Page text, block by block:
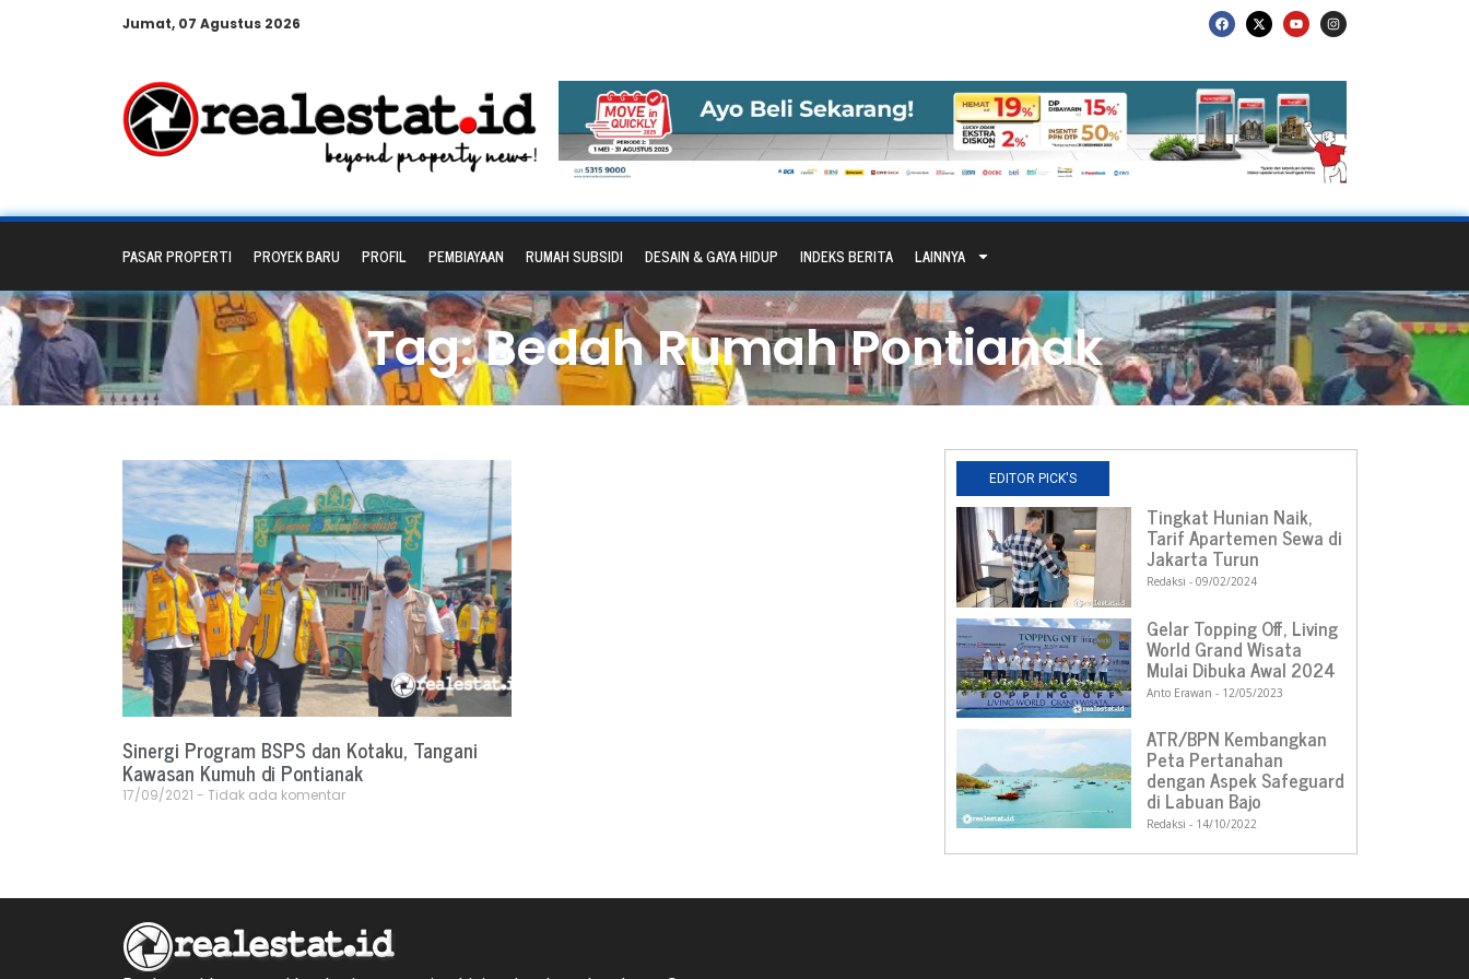
Jumat, 07 Agustus 2026
PASAR PROPERTI PROYEK BARU PROFIL PEMBIAYAAN RUMAH SUBSIDI DESAIN & GAYA HIDUP INDEKS BERITA LAINNYA
Tag: Bedah Rumah Pontianak
Sinergi Program BSPS dan Kotaku, Tangani
Kawasan Kumuh di Pontianak
17/09/2021 Tidak ada komentar
EDITOR PICK'S
Tingkat Hunian Naik,
Tarif Apartemen Sewa di
Jakarta Turun
Redaksi 09/02/2024
Gelar Topping Off, Living
World Grand Wisata
Mulai Dibuka Awal 2024
Anto Erawan 12/05/2023
ATR/BPN Kembangkan
Peta Pertanahan
dengan Aspek Safeguard
di Labuan Bajo
Redaksi 14/10/2022